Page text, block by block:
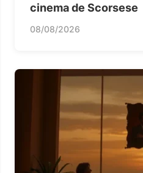
cinema de Scorsese
08/08/2026